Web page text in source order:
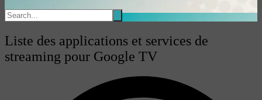
Liste des applications et services de
streaming pour Google TV